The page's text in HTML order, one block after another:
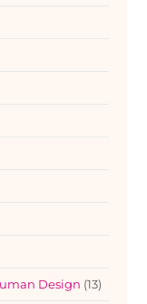
Design (13)